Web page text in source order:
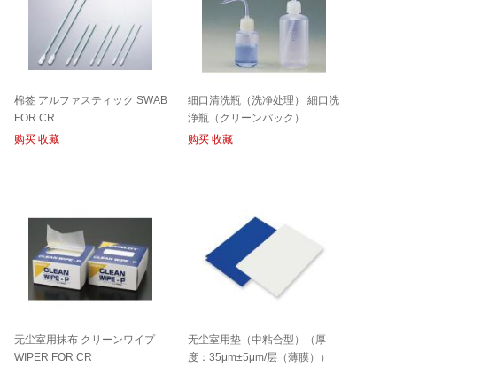
棉签 アルファスティック SWAB
FOR CR
购买 收藏
细口清洗瓶（洗净处理） 細口洗
浄瓶（クリーンパック）
BOTTLE PFA FOR CR
购买 收藏
无尘室用抹布 クリーンワイプ
WIPER FOR CR
无尘室用垫（中粘合型）（厚
度：35μm±5μm/层（薄膜））